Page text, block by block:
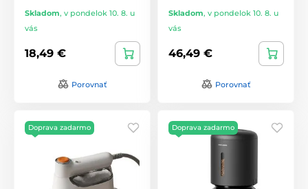
Skladom, v pondelok 10. 8. u
vás
18,49 €
Porovnať
Skladom, v pondelok 10. 8. u
vás
46,49 €
Porovnať
Doprava zadarmo Doprava zadarmo